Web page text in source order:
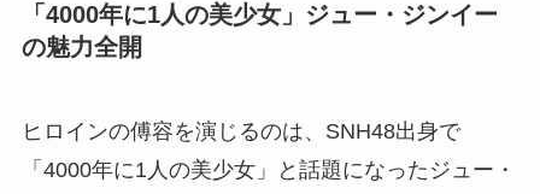
「4000年に1人の美少女」ジュー・ジンイー
の魅力全開
ヒロインの傅容を演じるのは、SNH48出身で
「4000年に1人の美少女」と話題になったジュー・